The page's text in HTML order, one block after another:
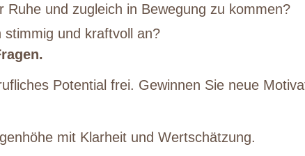
und zugleich in Bewegung zu kommen?
und kraftvoll an?
Potential frei. Gewinnen Sie neue
mit Klarheit und Wertschätzung.